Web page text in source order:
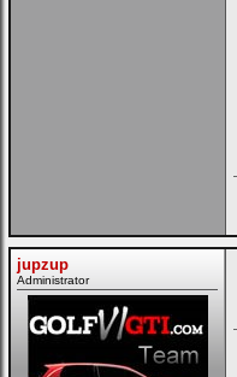
jupzup
Administrator